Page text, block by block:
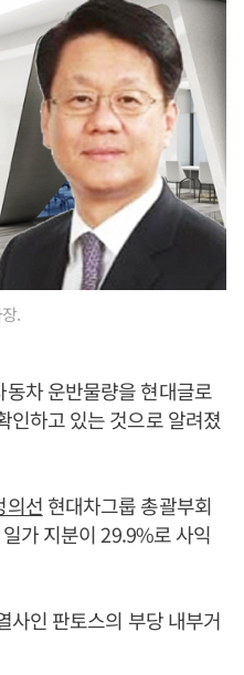
.
차 운반물량을 현대글로
인하고 있는 것으로 알려졌
의선 현대차그룹 총괄부회
가 지분이 29.9%로 사익
사인 판토스의 부당 내부거